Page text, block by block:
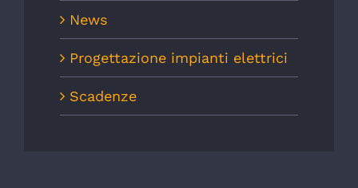
News
Progettazione impianti elettrici
Scadenze